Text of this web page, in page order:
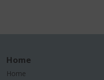
Home
Home